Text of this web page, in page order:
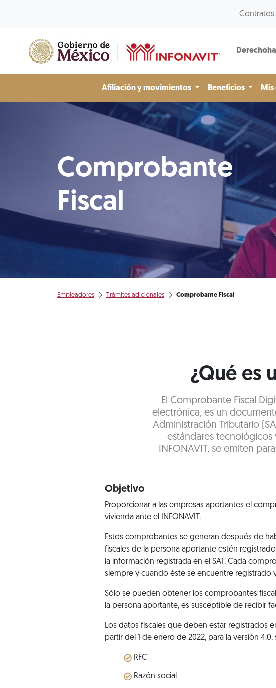
Contratos
Afiliación y movimientos Beneficios
Comprobante
Fiscal
Empleadores Trámites adicionales Comprobante Fiscal
¿Qué es
El Comprobante Fiscal
electrónica, es un
Administración Tributario
estándares
INFONAVIT, se emiten
Objetivo
Proporcionar a las empresas aportantes el
vivienda ante el INFONAVIT.
Estos comprobantes se generan después de
fiscales de la persona aportante estén
la información registrada en el SAT. Cada
siempre y cuando éste se encuentre registrado
Sólo se pueden obtener los comprobantes
la persona aportante, es susceptible de recibir
Los datos fiscales que deben estar registrados
partir del 1 de enero de 2022, para la versión
RFC
Razón social